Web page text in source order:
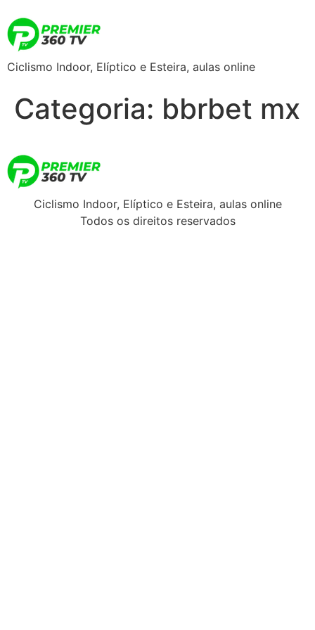
Ciclismo Indoor, Elíptico e Esteira, aulas online
Categoria: bbrbet mx
Ciclismo Indoor, Elíptico e Esteira, aulas online
Todos os direitos reservados